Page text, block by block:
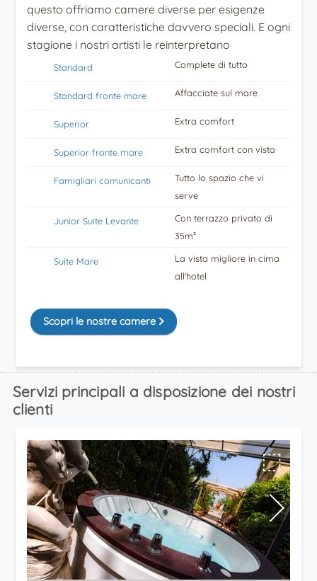
questo offriamo camere diverse per esigenze
diverse, con caratteristiche davvero speciali. E ogni
stagione i nostri artisti le reinterpretano
Standard Complete di tutto
Standard fronte mare Affacciate sul mare
Superior Extra comfort
Superior fronte mare Extra comfort con vista
Famigliari comunicanti
Tutto lo spazio che vi
serve
Junior Suite Levante
Con terrazzo privato di
35m²
Suite Mare
La vista migliore in cima
all'hotel
Scopri le nostre camere
Servizi principali a disposizione dei nostri
clienti
⬚